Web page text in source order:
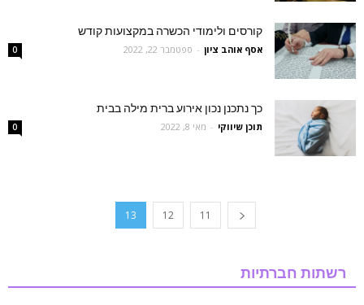
קורסים ולימודי הכשרה במקצועות קודש
אסף אוהב ציון - ספטמבר 22, 2022 0
כך נתכנן נכון אירוע ברית מילה בבית
תוכן שיווקי - מאי 8, 2022 0
11
12
13
רשתות חברתיות